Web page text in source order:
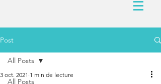
Post
All Posts
All Posts
3 oct. 2021 1 min de lecture